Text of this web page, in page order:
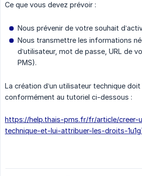
Ce que vous devez prévoir :
Nous prévenir de votre souhait
Nous transmettre les informations
d’utilisateur, mot de passe, URL de
PMS).
La création d’un utilisateur technique
conformément au tutoriel ci-dessous :
https://help.thais-pms.fr/fr/article/creer-
technique-et-lui-attribuer-les-droits-